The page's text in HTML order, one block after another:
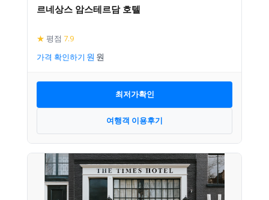
르네상스 암스테르담 호텔
★ 평점 7.9
가격 확인하기
최저가확인
여행객 이용후기